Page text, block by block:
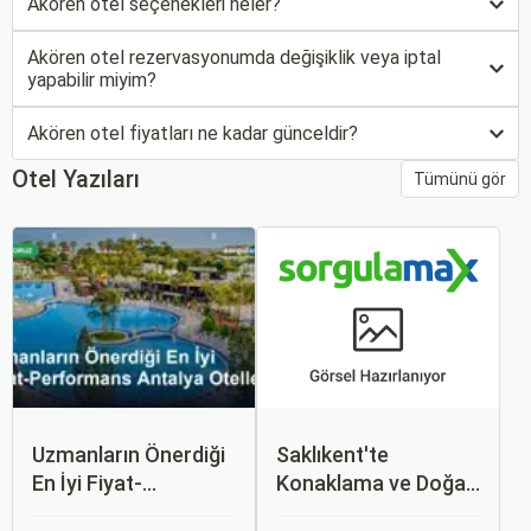
Akören otel rezervasyonumda değişiklik veya iptal
yapabilir miyim?
Akören otel fiyatları ne kadar günceldir?
Otel Yazıları Tümünü gör
Uzmanların Önerdiği
En İyi Fiyat-
Saklıkent'te
Konaklama ve Doğa